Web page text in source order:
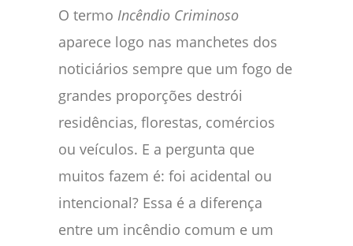
O termo Incêndio Criminoso
aparece logo nas manchetes dos
noticiários sempre que um fogo de
grandes proporções destrói
residências, florestas, comércios
ou veículos. E a pergunta que
muitos fazem é: foi acidental ou
intencional? Essa é a diferença
entre um incêndio comum e um